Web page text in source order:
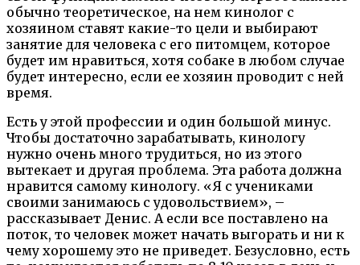
обычно теоретическое, на нем кинолог с
хозяином ставят какие-то цели и выбирают
занятие для человека с его питомцем, которое
будет им нравиться, хотя собаке в любом случае
будет интересно, если ее хозяин проводит с ней
время.
Есть у этой профессии и один большой минус.
Чтобы достаточно зарабатывать, кинологу
нужно очень много трудиться, но из этого
вытекает и другая проблема. Эта работа должна
нравится самому кинологу. «Я с учениками
своими занимаюсь с удовольствием», –
рассказывает Денис. А если все поставлено на
поток, то человек может начать выгорать и ни к
чему хорошему это не приведет. Безусловно, есть